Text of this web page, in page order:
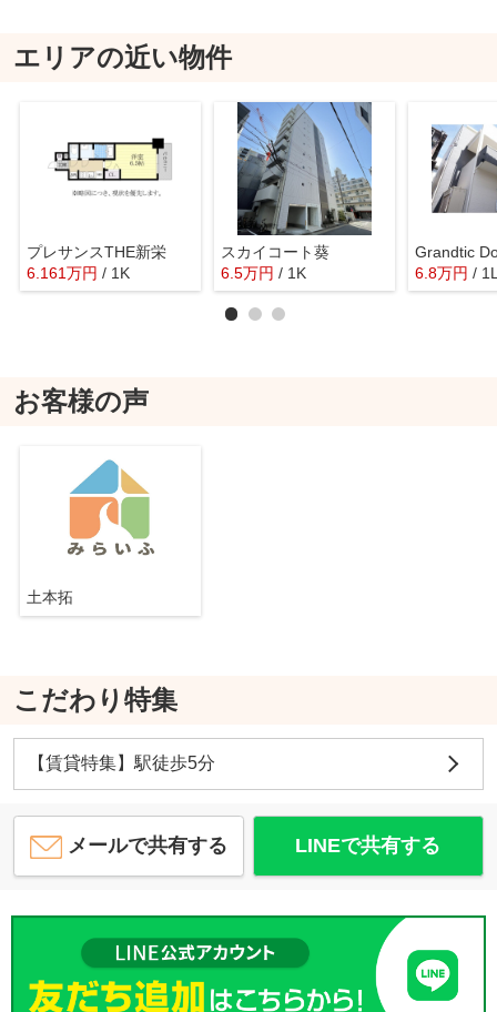
エリアの近い物件
プレサンスTHE新栄
6.161万円 / 1K
スカイコート葵
6.5万円 / 1K
Grandtic
6.8万円 /
お客様の声
土本拓
こだわり特集
【賃貸特集】駅徒歩5分
メールで共有する LINEで共有する